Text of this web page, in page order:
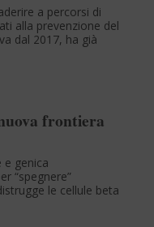
a percorsi di
alla prevenzione del
dal 2017, ha già
frontiera
e genica
“spegnere”
le cellule beta